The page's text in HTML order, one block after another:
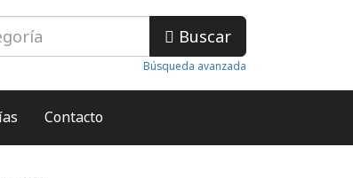
Buscar
Búsqueda avanzada
Contacto